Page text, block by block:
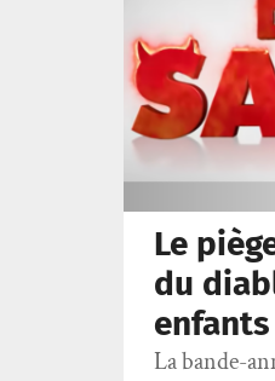
Le
du
La bande-